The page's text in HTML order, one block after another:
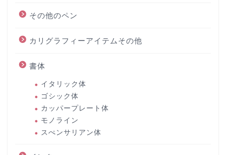
その他のペン
カリグラフィーアイテムその他
書体
イタリック体
ゴシック体
カッパープレート体
モノライン
スぺンサリアン体